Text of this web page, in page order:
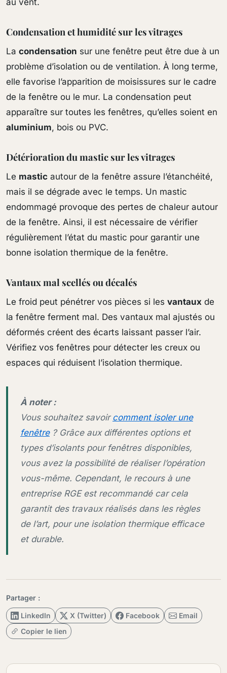
au vent.
Condensation et humidité sur les vitrages
La condensation sur une fenêtre peut être due à un
problème d’isolation ou de ventilation. À long terme,
elle favorise l’apparition de moisissures sur le cadre
de la fenêtre ou le mur. La condensation peut
apparaître sur toutes les fenêtres, qu’elles soient en
aluminium, bois ou PVC.
Détérioration du mastic sur les vitrages
Le mastic autour de la fenêtre assure l’étanchéité,
mais il se dégrade avec le temps. Un mastic
endommagé provoque des pertes de chaleur autour
de la fenêtre. Ainsi, il est nécessaire de vérifier
régulièrement l’état du mastic pour garantir une
bonne isolation thermique de la fenêtre.
Vantaux mal scellés ou décalés
Le froid peut pénétrer vos pièces si les vantaux de
la fenêtre ferment mal. Des vantaux mal ajustés ou
déformés créent des écarts laissant passer l’air.
Vérifiez vos fenêtres pour détecter les creux ou
espaces qui réduisent l’isolation thermique.
À noter :
Vous souhaitez savoir comment isoler une
fenêtre? Grâce aux différentes options et
types d’isolants pour fenêtres disponibles,
vous avez la possibilité de réaliser l’opération
vous-même. Cependant, le recours à une
entreprise RGE est recommandé car cela
garantit des travaux réalisés dans les règles
de l’art, pour une isolation thermique efficace
et durable.
Partager :
LinkedIn X (Twitter) Facebook
Email
Copier le lien